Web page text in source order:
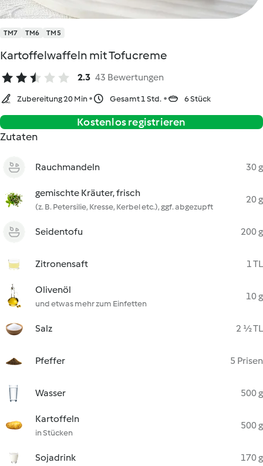
TM7 TM6 TM5
Kartoffelwaffeln mit Tofucreme
2.3 43 Bewertungen
Zubereitung 20 Min Gesamt 1 Std. 6 Stück
Kostenlos registrieren
Zutaten
Rauchmandeln 30 g
gemischte Kräuter, frisch
(z. B. Petersilie, Kresse, Kerbel etc.), ggf. abgezupft
20 g
Seidentofu 200 g
Zitronensaft 1 TL
Olivenöl
und etwas mehr zum Einfetten
10 g
Salz 2 ½ TL
Pfeffer 5 Prisen
Wasser 500 g
Kartoffeln
in Stücken
500 g
Sojadrink 170 g